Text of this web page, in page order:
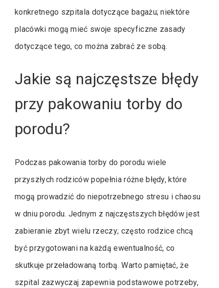
konkretnego szpitala dotyczące bagażu; niektóre
placówki mogą mieć swoje specyficzne zasady
dotyczące tego, co można zabrać ze sobą.
Jakie są najczęstsze błędy
przy pakowaniu torby do
porodu?
Podczas pakowania torby do porodu wiele
przyszłych rodziców popełnia różne błędy, które
mogą prowadzić do niepotrzebnego stresu i chaosu
w dniu porodu. Jednym z najczęstszych błędów jest
zabieranie zbyt wielu rzeczy; często rodzice chcą
być przygotowani na każdą ewentualność, co
skutkuje przeładowaną torbą. Warto pamiętać, że
szpital zazwyczaj zapewnia podstawowe potrzeby,